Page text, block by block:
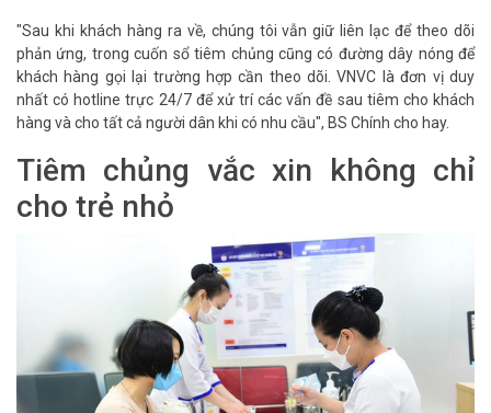
"Sau khi khách hàng ra về, chúng tôi vẫn giữ liên lạc để theo dõi
phản ứng, trong cuốn sổ tiêm chủng cũng có đường dây nóng để
khách hàng gọi lại trường hợp cần theo dõi. VNVC là đơn vị duy
nhất có hotline trực 24/7 để xử trí các vấn đề sau tiêm cho khách
hàng và cho tất cả người dân khi có nhu cầu", BS Chính cho hay.
Tiêm chủng vắc xin không chỉ
cho trẻ nhỏ